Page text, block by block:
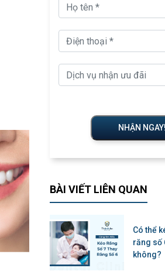
NHẬN NGAY!
BÀI VIẾT LIÊN QUAN
Có thể
răng số
không?